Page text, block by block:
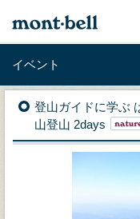
イベント
登山ガイドに学ぶ
山登山 2days